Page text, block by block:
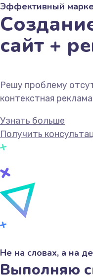
Эффективный
сайт +
Решу проблему
контекстная
Узнать больше
Получить
Не на словах, а на
Выполняю